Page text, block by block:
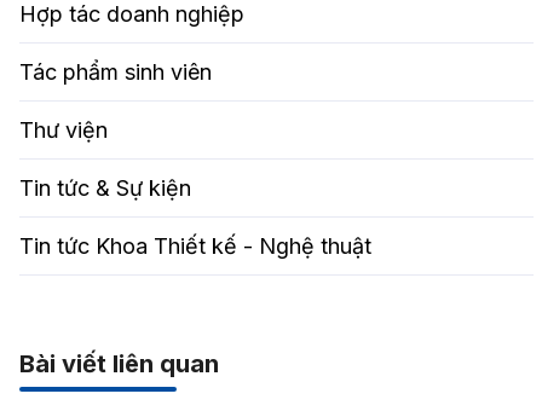
Hợp tác doanh nghiệp
Tác phẩm sinh viên
Thư viện
Tin tức & Sự kiện
Tin tức Khoa Thiết kế - Nghệ thuật
Bài viết liên quan